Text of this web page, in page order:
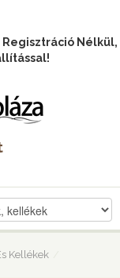
Regisztráció Nélkül,
Kellékek